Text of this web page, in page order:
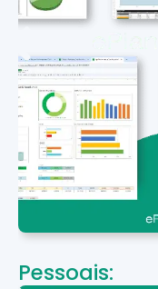
Pessoais: